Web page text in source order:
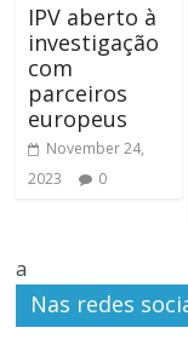
IPV aberto à
investigação
com
parceiros
europeus
November 24,
2023
0
a
Nas redes